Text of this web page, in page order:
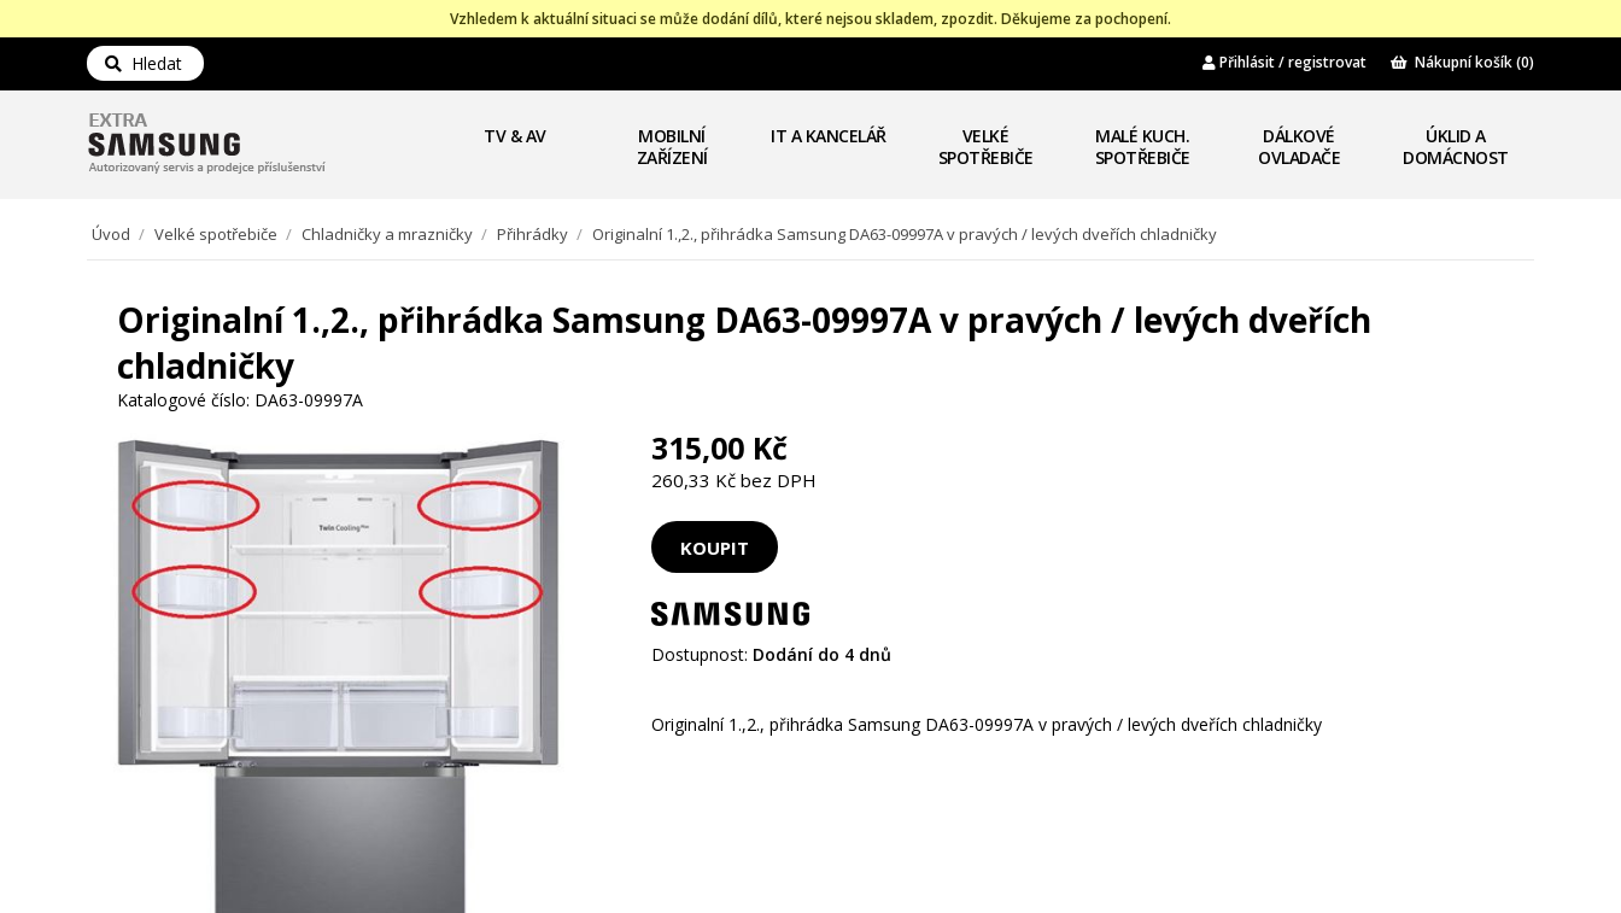
Vzhledem k aktuální situaci se může dodání dílů, které nejsou skladem, zpozdit. Děkujeme za pochopení.
Hledat Přihlásit / registrovat Nákupní košík(0)
TV & AV
MOBILNÍ
ZAŘÍZENÍ
IT A KANCELÁŘ
VELKÉ
SPOTŘEBIČE
MALÉ KUCH.
SPOTŘEBIČE
DÁLKOVÉ
OVLADAČE
ÚKLID A
DOMÁCNOST
Úvod / Velké spotřebiče / Chladničky a mrazničky / Přihrádky / Originalní 1.,2., přihrádka Samsung DA63-09997A v pravých / levých dveřích chladničky
Originalní 1.,2., přihrádka Samsung DA63-09997A v pravých / levých dveřích
chladničky
Katalogové číslo: DA63-09997A
315,00 Kč
260,33 Kč bez DPH
Dostupnost: Dodání do 4 dnů
Originalní 1.,2., přihrádka Samsung DA63-09997A v pravých / levých dveřích chladničky